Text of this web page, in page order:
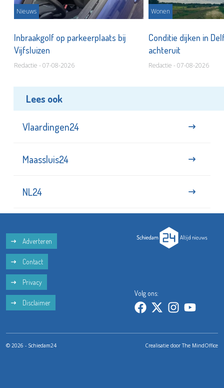
Nieuws
Inbraakgolf op parkeerplaats bij
Vijfsluizen
Redactie - 07-08-2026
Wonen
Conditie dijken in
achteruit
Redactie - 07-08-2026
Lees ook
Vlaardingen24
Maassluis24
NL24
Adverteren
Contact
Privacy
Disclaimer
Volg ons:
© 2026 - Schiedam24 Crealisatie doorThe MindOffice